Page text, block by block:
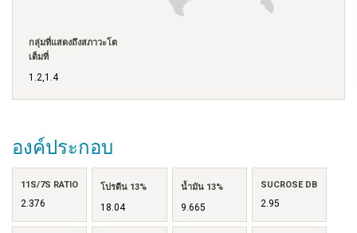
กลุ่มที่แสดงถึงสภาวะโต
เต็มที่
1.2,1.4
องค์ประกอบ
11S/7S RATIO
2.376
โปรตีน 13%
18.04
น้ำมัน 13%
9.665
SUCROSE DB
2.95